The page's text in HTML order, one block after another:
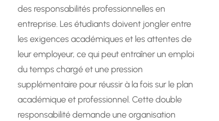
des responsabilités professionnelles en
entreprise. Les étudiants doivent jongler entre
les exigences académiques et les attentes de
leur employeur, ce qui peut entraîner un emploi
du temps chargé et une pression
supplémentaire pour réussir à la fois sur le plan
académique et professionnel. Cette double
responsabilité demande une organisation